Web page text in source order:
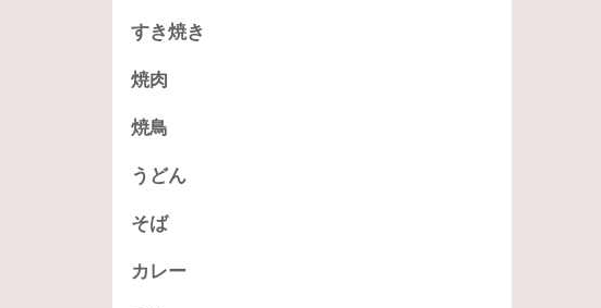
すき焼き
焼肉
焼鳥
うどん
そば
カレー